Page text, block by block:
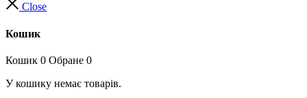
Close
Кошик
Кошик 0 Обране 0
У кошику немає товарів.